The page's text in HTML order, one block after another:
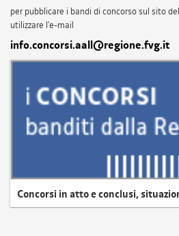
per pubblicare i bandi di concorso sul sito
utilizzare l'e-mail
info.concorsi.aall@regione.fvg.it
Concorsi in atto e conclusi,